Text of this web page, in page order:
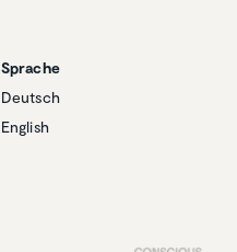
Sprache
Deutsch
English